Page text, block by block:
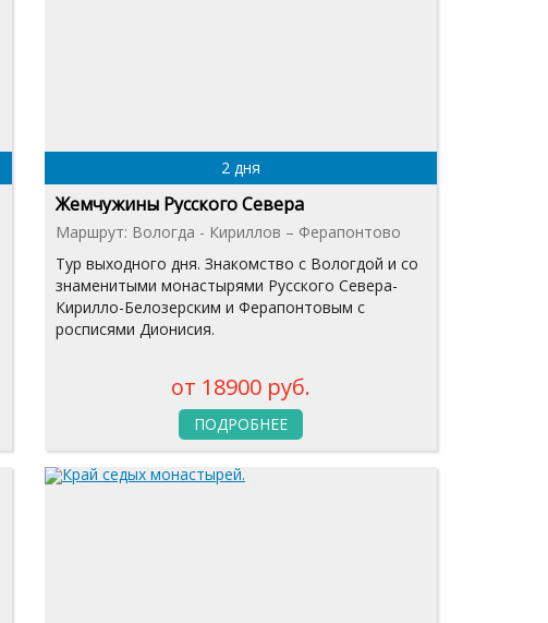
2 дня
Жемчужины Русского Севера
Маршрут: Вологда - Кириллов – Ферапонтово
Тур выходного дня. Знакомство с Вологдой и со
знаменитыми монастырями Русского Севера-
Кирилло-Белозерским и Ферапонтовым с
росписями Дионисия.
от 18900 руб.
ПОДРОБНЕЕ